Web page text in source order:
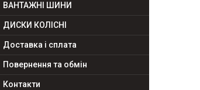
ВАНТАЖНІ ШИНИ
ДИСКИ КОЛІСНІ
Доставка і сплата
Повернення та обмін
Контакти